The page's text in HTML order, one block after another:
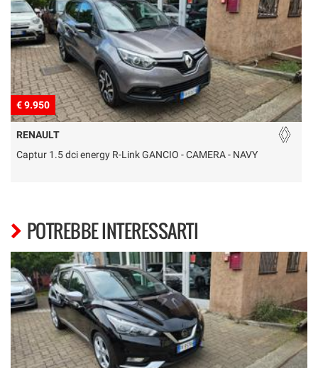
€ 9.950
RENAULT
Captur 1.5 dci energy R-Link GANCIO - CAMERA - NAVY
POTREBBE INTERESSARTI